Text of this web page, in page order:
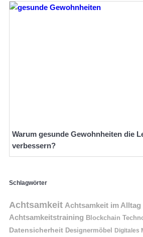
Warum gesunde Gewohnheiten die
verbessern?
Schlagwörter
Achtsamkeit Achtsamkeit im Alltag
Achtsamkeitstraining Blockchain
Datensicherheit Designermöbel Digitales